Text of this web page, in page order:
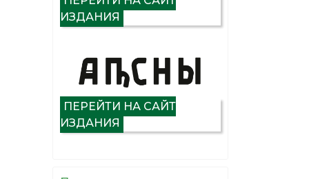
ИЗДАНИЯ
ПЕРЕЙТИ НА САЙТ
ИЗДАНИЯ